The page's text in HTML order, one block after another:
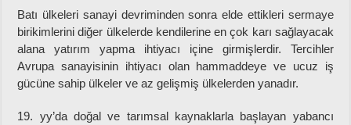
Batı ülkeleri sanayi devriminden sonra elde ettikleri sermaye
birikimlerini diğer ülkelerde kendilerine en çok karı sağlayacak
alana yatırım yapma ihtiyacı içine girmişlerdir. Tercihler
Avrupa sanayisinin ihtiyacı olan hammaddeye ve ucuz iş
gücüne sahip ülkeler ve az gelişmiş ülkelerden yanadır.
19. yy’da doğal ve tarımsal kaynaklarla başlayan yabancı